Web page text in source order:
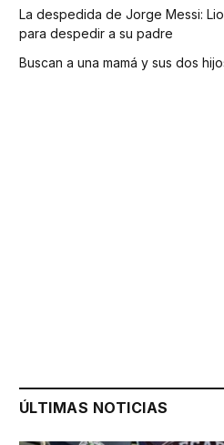
La despedida de Jorge Messi:
para despedir a su padre
Buscan a una mamá y sus dos
ÚLTIMAS NOTICIAS